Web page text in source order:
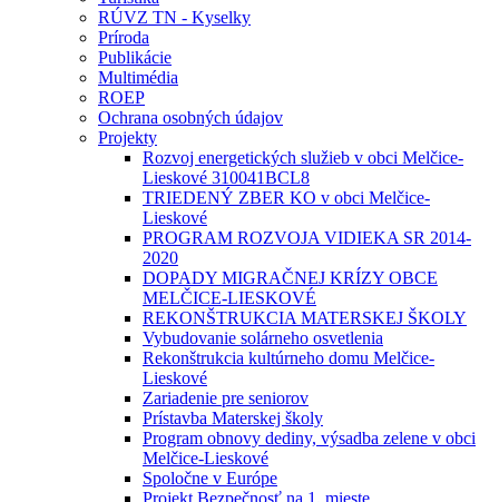
RÚVZ TN - Kyselky
Príroda
Publikácie
Multimédia
ROEP
Ochrana osobných údajov
Projekty
Rozvoj energetických služieb v obci Melčice-
Lieskové 310041BCL8
TRIEDENÝ ZBER KO v obci Melčice-
Lieskové
PROGRAM ROZVOJA VIDIEKA SR 2014-
2020
DOPADY MIGRAČNEJ KRÍZY OBCE
MELČICE-LIESKOVÉ
REKONŠTRUKCIA MATERSKEJ ŠKOLY
Vybudovanie solárneho osvetlenia
Rekonštrukcia kultúrneho domu Melčice-
Lieskové
Zariadenie pre seniorov
Prístavba Materskej školy
Program obnovy dediny, výsadba zelene v obci
Melčice-Lieskové
Spoločne v Európe
Projekt Bezpečnosť na 1. mieste